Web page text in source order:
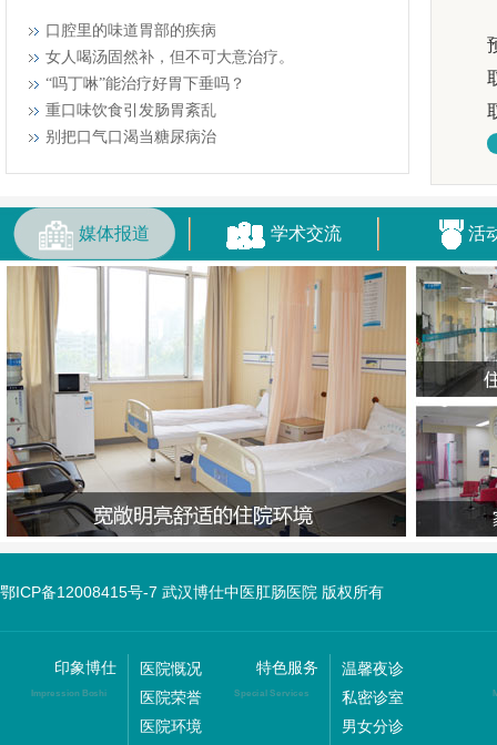
口腔里的味道胃部的疾病
女人喝汤固然补，但不可大意治疗。
“吗丁啉”能治疗好胃下垂吗？
重口味饮食引发肠胃紊乱
别把口气口渴当糖尿病治
媒体报道 学术交流 活
鄂ICP备12008415号-7 武汉博仕中医肛肠医院 版权所有
印象博仕
Impression Boshi
医院慨况
医院荣誉
医院环境
特色服务
Special Services
温馨夜诊
私密诊室
男女分诊